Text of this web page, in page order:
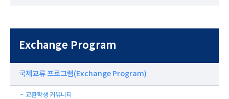
Exchange Program
국제교류 프로그램(Exchange Program)
교환학생 커뮤니티